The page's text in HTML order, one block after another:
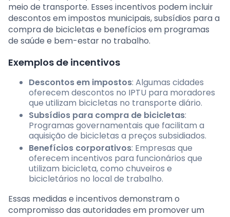
meio de transporte. Esses incentivos podem incluir
descontos em impostos municipais, subsídios para a
compra de bicicletas e benefícios em programas
de saúde e bem-estar no trabalho.
Exemplos de incentivos
Descontos em impostos: Algumas cidades
oferecem descontos no IPTU para moradores
que utilizam bicicletas no transporte diário.
Subsídios para compra de bicicletas:
Programas governamentais que facilitam a
aquisição de bicicletas a preços subsidiados.
Benefícios corporativos: Empresas que
oferecem incentivos para funcionários que
utilizam bicicleta, como chuveiros e
bicicletários no local de trabalho.
Essas medidas e incentivos demonstram o
compromisso das autoridades em promover um